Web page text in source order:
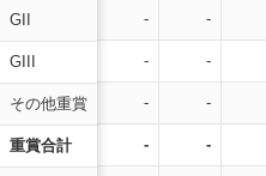
GII
GIII
その他重賞
重賞合計
- -
- -
- -
- -